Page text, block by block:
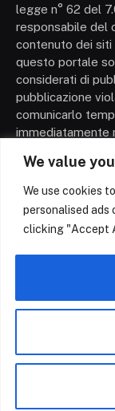
We value
We use cookies
personalised ads
clicking "Accept
legge n° 62 del
responsabile del
contenuto dei siti
questo portale
considerati di
pubblicazione
comunicarlo
immediatamente
Copyright ©